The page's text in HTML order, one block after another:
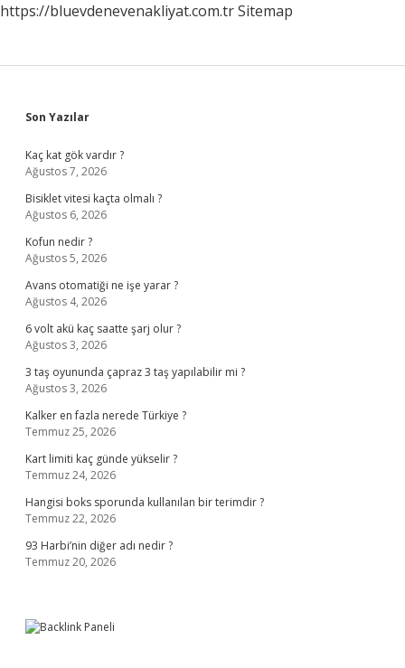
https://bluevdenevenakliyat.com.trSitemap
Sidebar
Son Yazılar
Kaç kat gök vardır ?
Ağustos 7, 2026
Bisiklet vitesi kaçta olmalı ?
Ağustos 6, 2026
Kofun nedir ?
Ağustos 5, 2026
Avans otomatiği ne işe yarar ?
Ağustos 4, 2026
6 volt akü kaç saatte şarj olur ?
Ağustos 3, 2026
3 taş oyununda çapraz 3 taş yapılabilir mi ?
Ağustos 3, 2026
Kalker en fazla nerede Türkiye ?
Temmuz 25, 2026
Kart limiti kaç günde yükselir ?
Temmuz 24, 2026
Hangisi boks sporunda kullanılan bir terimdir ?
Temmuz 22, 2026
93 Harbi’nin diğer adı nedir ?
Temmuz 20, 2026